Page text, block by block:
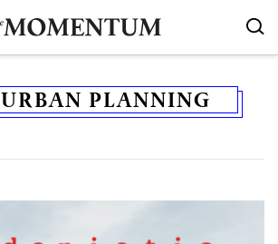
URBAN PLANNING